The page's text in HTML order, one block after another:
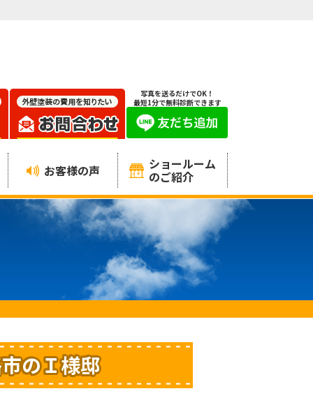
写真を送るだけでOK！
最短1分で無料診断できます
お客様の声 ショールーム
のご紹介
のＩ様邸